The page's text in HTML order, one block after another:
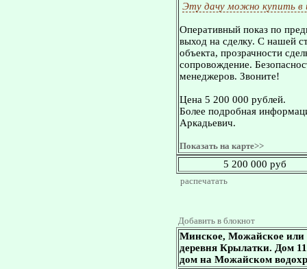
Эту дачу можно купить в
Оперативный показ по
выход на сделку. С нашей
объекта, прозрачности
сопровождение.
менеджеров. Звоните!
Цена 5 200 000 рублей.
Более подробная
Аркадьевич.
Показать на карте>>
5 200 000 руб
распечатать
Добавить в блокнот
Минское, Можайское
деревня Крылатки. Дом
дом на Можайском